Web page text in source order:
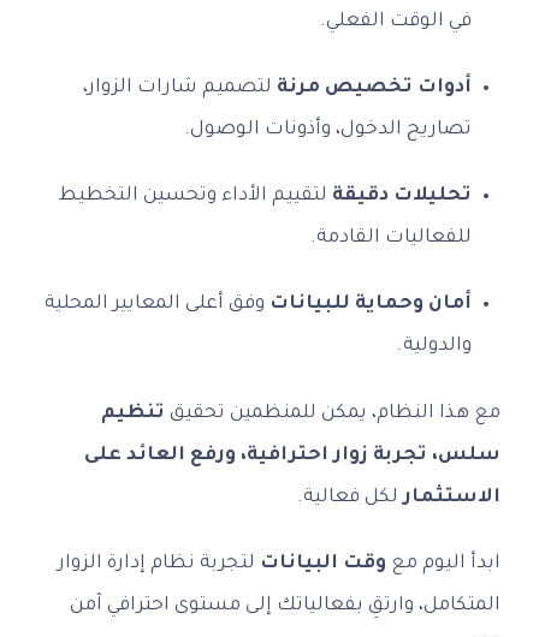
في الوقت الفعلي.
أدوات تخصيص مرنة لتصميم شارات الزوار،
تصاريح الدخول، وأذونات الوصول.
تحليلات دقيقة لتقييم الأداء وتحسين التخطيط
للفعاليات القادمة.
أمان وحماية للبيانات وفق أعلى المعايير المحلية
والدولية.
مع هذا النظام، يمكن للمنظمين تحقيق تنظيم
سلس، تجربة زوار احترافية، ورفع العائد على
الاستثمارلكل فعالية.
ابدأ اليوم مع وقت البيانات لتجربة نظام إدارة الزوار
المتكامل، وارتقِ بفعالياتك إلى مستوى احترافي آمن